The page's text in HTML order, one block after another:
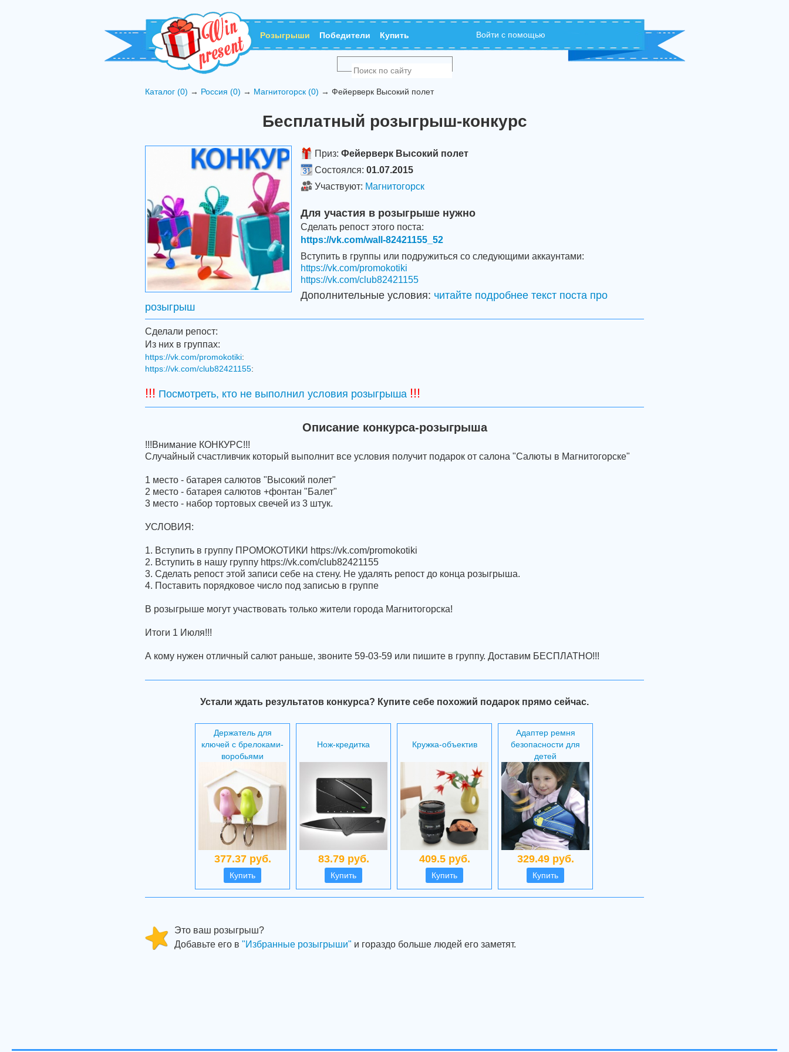
Розыгрыши Победители Купить Войти с помощью
Каталог (0) → Россия (0) → Магнитогорск (0) → Фейерверк Высокий полет
Бесплатный розыгрыш-конкурс
Приз: Фейерверк Высокий полет
Состоялся: 01.07.2015
Участвуют: Магнитогорск
Для участия в розыгрыше нужно
Сделать репост этого поста:
https://vk.com/wall-82421155_52
Вступить в группы или подружиться со следующими аккаунтами:
https://vk.com/promokotiki
https://vk.com/club82421155
Дополнительные условия: читайте подробнее текст поста про
розыгрыш
Сделали репост:
Из них в группах:
https://vk.com/promokotiki:
https://vk.com/club82421155:
!!! Посмотреть, кто не выполнил условия розыгрыша !!!
Описание конкурса-розыгрыша
!!!Внимание КОНКУРС!!!
Случайный счастливчик который выполнит все условия получит подарок от салона "Салюты в Магнитогорске"
1 место - батарея салютов "Высокий полет"
2 место - батарея салютов +фонтан "Балет"
3 место - набор тортовых свечей из 3 штук.
УСЛОВИЯ:
1. Вступить в группу ПРОМОКОТИКИ https://vk.com/promokotiki
2. Вступить в нашу группу https://vk.com/club82421155
3. Сделать репост этой записи себе на стену. Не удалять репост до конца розыгрыша.
4. Поставить порядковое число под записью в группе
В розыгрыше могут участвовать только жители города Магнитогорска!
Итоги 1 Июля!!!
А кому нужен отличный салют раньше, звоните 59-03-59 или пишите в группу. Доставим БЕСПЛАТНО!!!
Устали ждать результатов конкурса? Купите себе похожий подарок прямо сейчас.
Держатель для
ключей с брелоками-
воробьями
377.37 руб.
Купить
Нож-кредитка
83.79 руб.
Купить
Кружка-объектив
409.5 руб.
Купить
Адаптер ремня
безопасности для
детей
329.49 руб.
Купить
Это ваш розыгрыш?
Добавьте его в "Избранные розыгрыши" и гораздо больше людей его заметят.